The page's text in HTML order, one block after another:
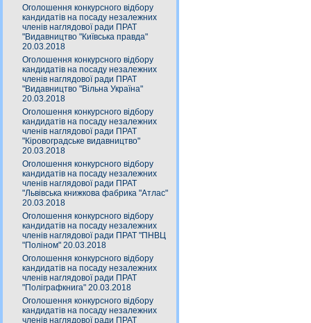
Оголошення конкурсного відбору
кандидатів на посаду незалежних
членів наглядової ради ПРАТ
"Видавництво "Київська правда"
20.03.2018
Оголошення конкурсного відбору
кандидатів на посаду незалежних
членів наглядової ради ПРАТ
"Видавництво "Вільна Україна"
20.03.2018
Оголошення конкурсного відбору
кандидатів на посаду незалежних
членів наглядової ради ПРАТ
"Кіровоградське видавництво"
20.03.2018
Оголошення конкурсного відбору
кандидатів на посаду незалежних
членів наглядової ради ПРАТ
"Львівська книжкова фабрика "Атлас"
20.03.2018
Оголошення конкурсного відбору
кандидатів на посаду незалежних
членів наглядової ради ПРАТ "ПНВЦ
"Поліном" 20.03.2018
Оголошення конкурсного відбору
кандидатів на посаду незалежних
членів наглядової ради ПРАТ
"Поліграфкнига" 20.03.2018
Оголошення конкурсного відбору
кандидатів на посаду незалежних
членів наглядової ради ПРАТ